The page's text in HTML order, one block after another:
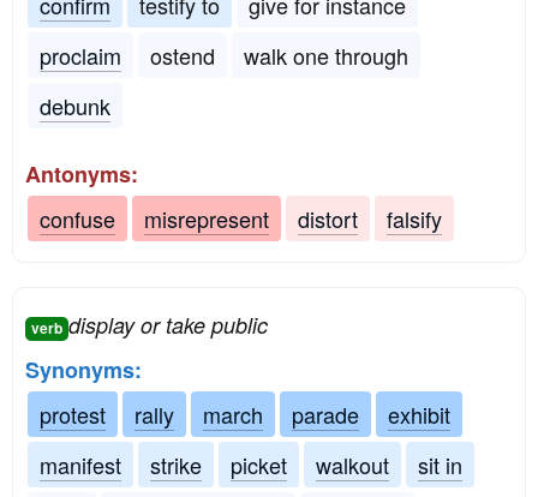
proclaim
ostend
walk one through
debunk
Antonyms:
confuse
misrepresent distort falsify
verb display or take public
Synonyms:
protest
rally march parade
exhibit
manifest
strike picket walkout
sit in